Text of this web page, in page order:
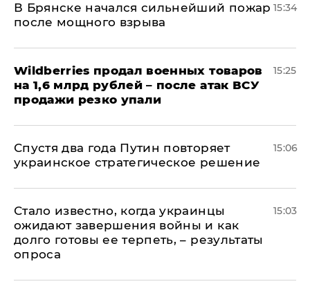
В Брянске начался сильнейший пожар
после мощного взрыва
15:34
​Wildberries продал военных товаров
на 1,6 млрд рублей – после атак ВСУ
продажи резко упали
15:25
Спустя два года Путин повторяет
украинское стратегическое решение
15:06
Стало известно, когда украинцы
ожидают завершения войны и как
долго готовы ее терпеть, – результаты
опроса
15:03